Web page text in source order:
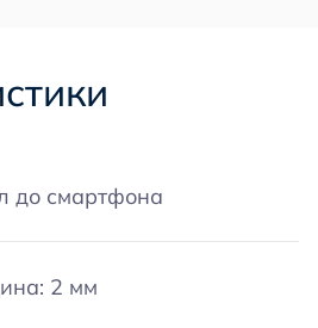
до смартфона
2 мм